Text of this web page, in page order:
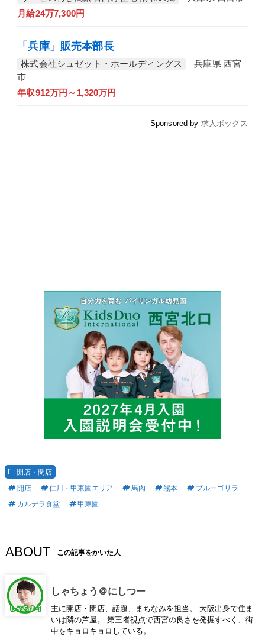
月給24万7,300円
「兵庫」販売本部長
株式会社シュゼット・ホールディングス
兵庫県 西宮
市
年収912万円～1,320万円
Sponsored by 求人ボックス
開店・閉店
開店
仁川・甲東園エリア 馬肉 熊本
ブルーゴリラ
カルデラ食堂
甲東園
ABOUT この記事をかいた人
しゃちょう＠にしつー
主に開店・閉店、話題、まちなみを担当。 大阪出身で住ま
いは隣の芦屋。 第三者視点で西宮の良さを発掘すべく、街
中をキョロキョロしている。